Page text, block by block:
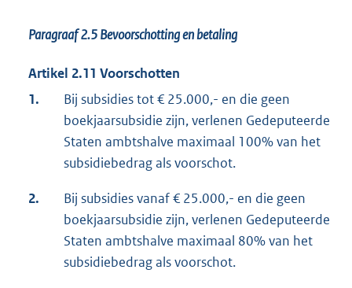
Paragraaf 2.5Bevoorschotting en betaling
Artikel 2.11 Voorschotten
1.
Bij subsidies tot € 25.000,- en die geen
boekjaarsubsidie zijn, verlenen Gedeputeerde
Staten ambtshalve maximaal 100% van het
subsidiebedrag als voorschot.
2.
Bij subsidies vanaf € 25.000,- en die geen
boekjaarsubsidie zijn, verlenen Gedeputeerde
Staten ambtshalve maximaal 80% van het
subsidiebedrag als voorschot.